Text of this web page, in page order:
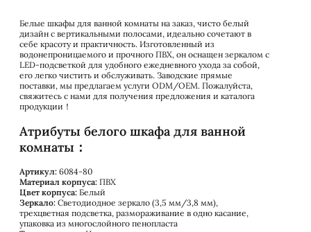
Белые шкафы для ванной комнаты на заказ, чисто белый
дизайн с вертикальными полосами, идеально сочетают в
себе красоту и практичность. Изготовленный из
водонепроницаемого и прочного ПВХ, он оснащен зеркалом с
LED-подсветкой для удобного ежедневного ухода за собой,
его легко чистить и обслуживать. Заводские прямые
поставки, мы предлагаем услуги ODM/OEM. Пожалуйста,
свяжитесь с нами для получения предложения и каталога
продукции！
Атрибуты белого шкафа для ванной
комнаты：
Артикул: 6084-80
Материал корпуса: ПВХ
Цвет корпуса: Белый
Зеркало: Светодиодное зеркало (3,5 мм/3,8 мм),
трехцветная подсветка, размораживание в одно касание,
упаковка из многослойного пенопласта